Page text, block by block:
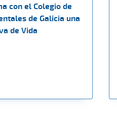
con el Colegio de
de Galicia una
de Vida